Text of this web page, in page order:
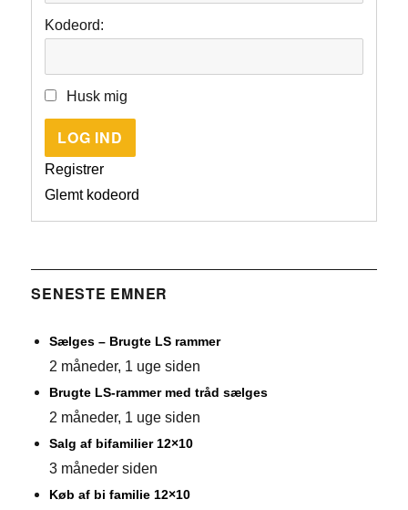
Kodeord:
Husk mig
LOG IND
Registrer
Glemt kodeord
SENESTE EMNER
Sælges – Brugte LS rammer
2 måneder, 1 uge siden
Brugte LS-rammer med tråd sælges
2 måneder, 1 uge siden
Salg af bifamilier 12×10
3 måneder siden
Køb af bi familie 12×10